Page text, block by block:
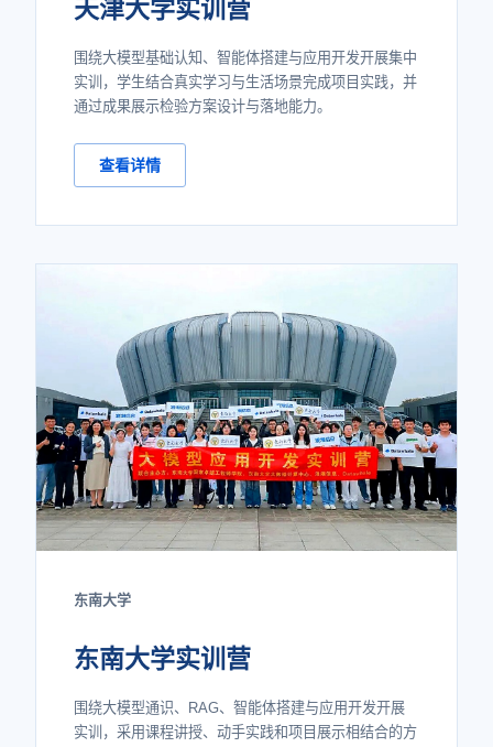
天津大学实训营
围绕大模型基础认知、智能体搭建与应用开发开展集中
实训，学生结合真实学习与生活场景完成项目实践，并
通过成果展示检验方案设计与落地能力。
查看详情
东南大学
东南大学实训营
围绕大模型通识、RAG、智能体搭建与应用开发开展
实训，采用课程讲授、动手实践和项目展示相结合的方